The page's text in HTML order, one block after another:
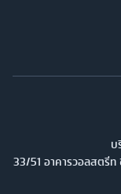
บ
33/51 อาคารวอลสตรี